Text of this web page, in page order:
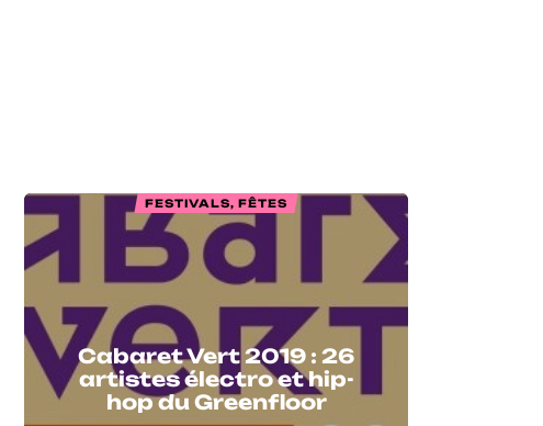
FESTIVALS, FÊTES
Cabaret Vert 2019 : 26
artistes électro et hip-
hop du Greenfloor